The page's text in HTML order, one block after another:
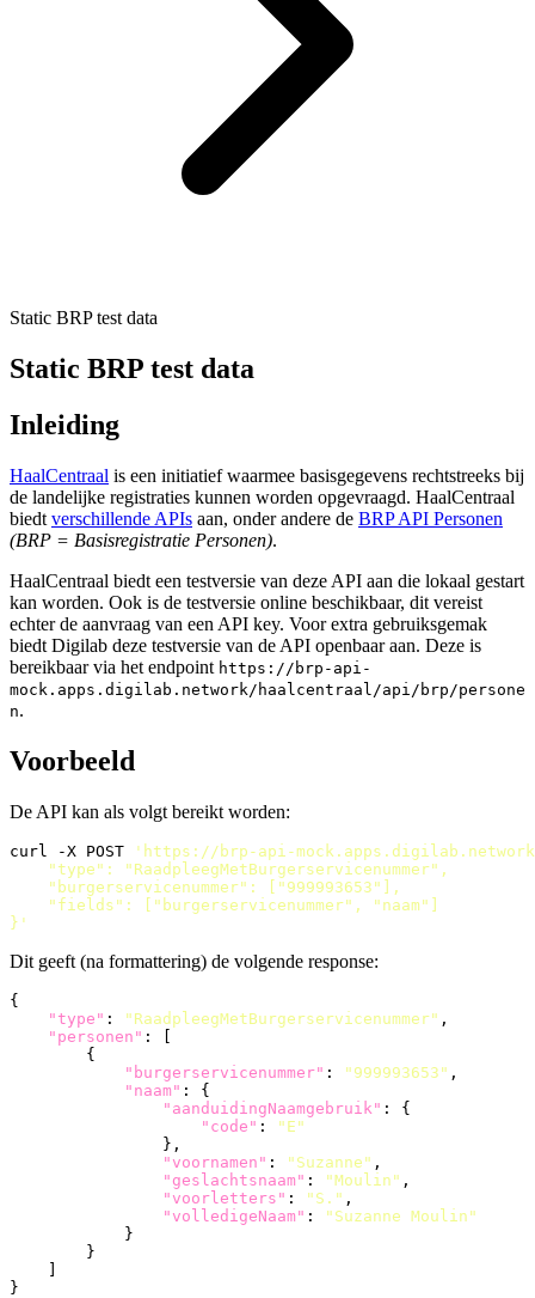
Static BRP test data
Static BRP test data
Inleiding
HaalCentraal is een initiatief waarmee basisgegevens rechtstreeks bij
de landelijke registraties kunnen worden opgevraagd. HaalCentraal
biedt verschillende APIs aan, onder andere de BRP API Personen
(BRP = Basisregistratie Personen).
HaalCentraal biedt een testversie van deze API aan die lokaal gestart
kan worden. Ook is de testversie online beschikbaar, dit vereist
echter de aanvraag van een API key. Voor extra gebruiksgemak
biedt Digilab deze testversie van de API openbaar aan. Deze is
bereikbaar via het endpoint https://brp-api-
mock.apps.digilab.network/haalcentraal/api/brp/persone
n.
Voorbeeld
De API kan als volgt bereikt worden:
curl -X POST
'https://brp-api-
}'
Dit geeft (na formattering) de volgende response:
{
"type" : "RaadpleegMetBurgerservicenummer" ,
"personen" :
[
{
"burgerservicenummer" : "999993653" ,
"naam" :
{
"aanduidingNaamgebruik" :
{
"code" :
"E"
},
"voornamen" : "Suzanne" ,
"geslachtsnaam" : "Moulin" ,
"voorletters" : "S." ,
"volledigeNaam" :
"Suzanne Moulin"
}
}
]
}